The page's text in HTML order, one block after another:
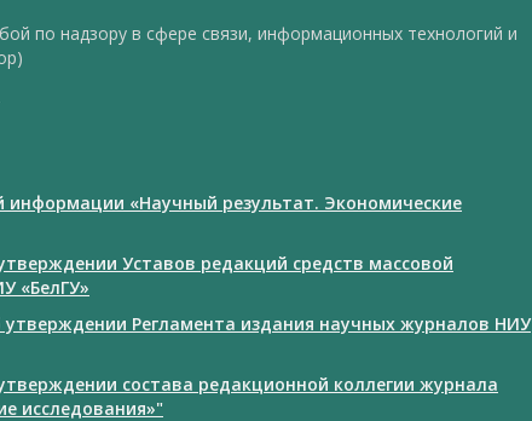
по надзору в сфере связи, информационных технологий и
информации «Научный результат. Экономические
Уставов редакций средств массовой
«БелГУ»
Регламента издания научных журналов НИУ
состава редакционной коллегии журнала
исследования»"